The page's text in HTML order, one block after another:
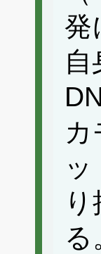
発
る